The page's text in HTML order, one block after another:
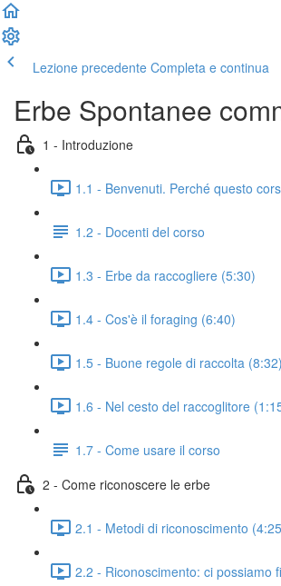
Lezione precedente Completa e continua
Erbe Spontanee
1 - Introduzione
1.1 - Benvenuti. Perché questo
1.2 - Docenti del corso
1.3 - Erbe da raccogliere (5:30)
1.4 - Cos'è il foraging (6:40)
1.5 - Buone regole di raccolta (8:32)
1.6 - Nel cesto del raccoglitore
1.7 - Come usare il corso
2 - Come riconoscere le erbe
2.1 - Metodi di riconoscimento
2.2 - Riconoscimento: ci possiamo